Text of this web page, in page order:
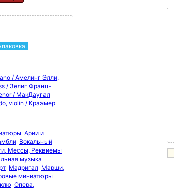
/ Амелинг Элли,
/ Зелиг Франц-
/ МакДаугал
violin / Краэмер
Арии и
Вокальный
Мессы, Реквиемы
музыка
Мадригал Марши,
миниатюры
Опера,